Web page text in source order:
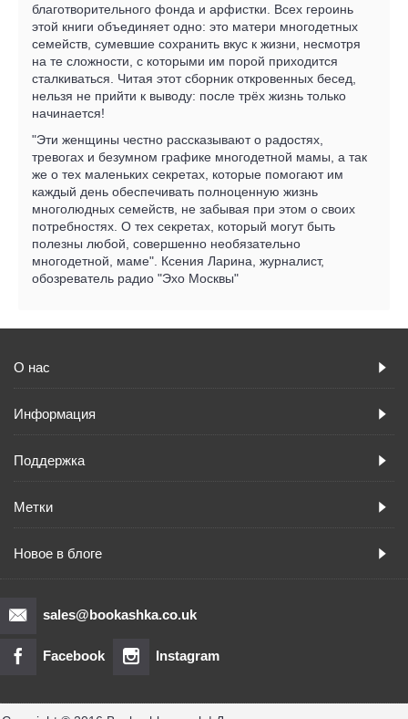
благотворительного фонда и арфистки. Всех героинь
этой книги объединяет одно: это матери многодетных
семейств, сумевшие сохранить вкус к жизни, несмотря
на те сложности, с которыми им порой приходится
сталкиваться. Читая этот сборник откровенных бесед,
нельзя не прийти к выводу: после трёх жизнь только
начинается!
"Эти женщины честно рассказывают о радостях,
тревогах и безумном графике многодетной мамы, а так
же о тех маленьких секретах, которые помогают им
каждый день обеспечивать полноценную жизнь
многолюдных семейств, не забывая при этом о своих
потребностях. О тех секретах, который могут быть
полезны любой, совершенно необязательно
многодетной, маме". Ксения Ларина, журналист,
обозреватель радио "Эхо Москвы"
О нас
Информация
Поддержка
Метки
Новое в блоге
sales@bookashka.co.uk
Facebook Instagram